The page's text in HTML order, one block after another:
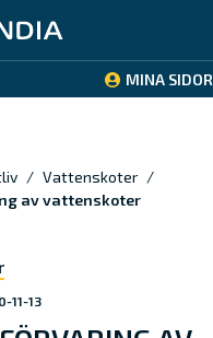
MINA SIDOR
/ Vattenskoter /
av vattenskoter
11-13